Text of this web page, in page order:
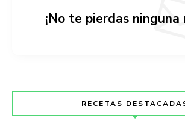
¡No te pierdas ninguna
RECETAS